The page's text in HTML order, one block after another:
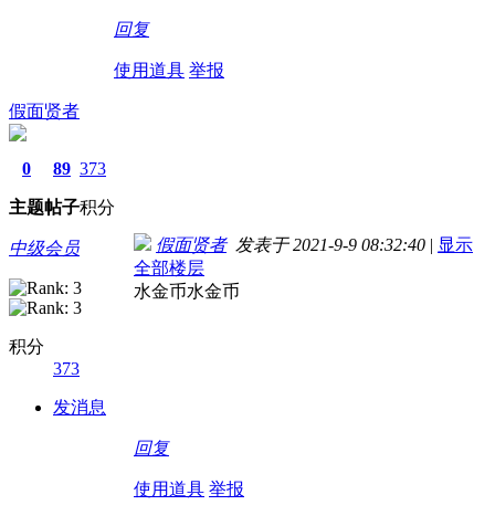
回复
使用道具 举报
假面贤者
0
主题
89
帖子
373
积分
中级会员
积分
373
发消息
假面贤者发表于 2021-9-9 08:32:40 | 显示
全部楼层
水金币水金币
回复
使用道具 举报